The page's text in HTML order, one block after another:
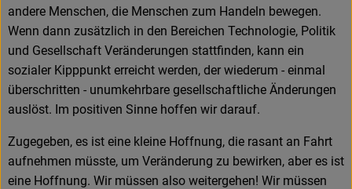
andere Menschen, die Menschen zum Handeln bewegen.
Wenn dann zusätzlich in den Bereichen Technologie, Politik
und Gesellschaft Veränderungen stattfinden, kann ein
sozialer Kipppunkt erreicht werden, der wiederum - einmal
überschritten - unumkehrbare gesellschaftliche Änderungen
auslöst. Im positiven Sinne hoffen wir darauf.
Zugegeben, es ist eine kleine Hoffnung, die rasant an Fahrt
aufnehmen müsste, um Veränderung zu bewirken, aber es ist
eine Hoffnung. Wir müssen also weitergehen! Wir müssen